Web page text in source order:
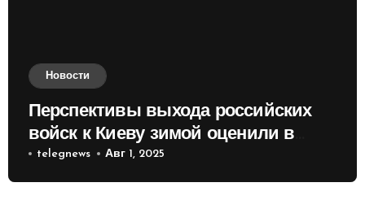
Новости
Перспективы выхода российских
войск к Киеву зимой оценили в
России
telegnews Авг 1, 2025